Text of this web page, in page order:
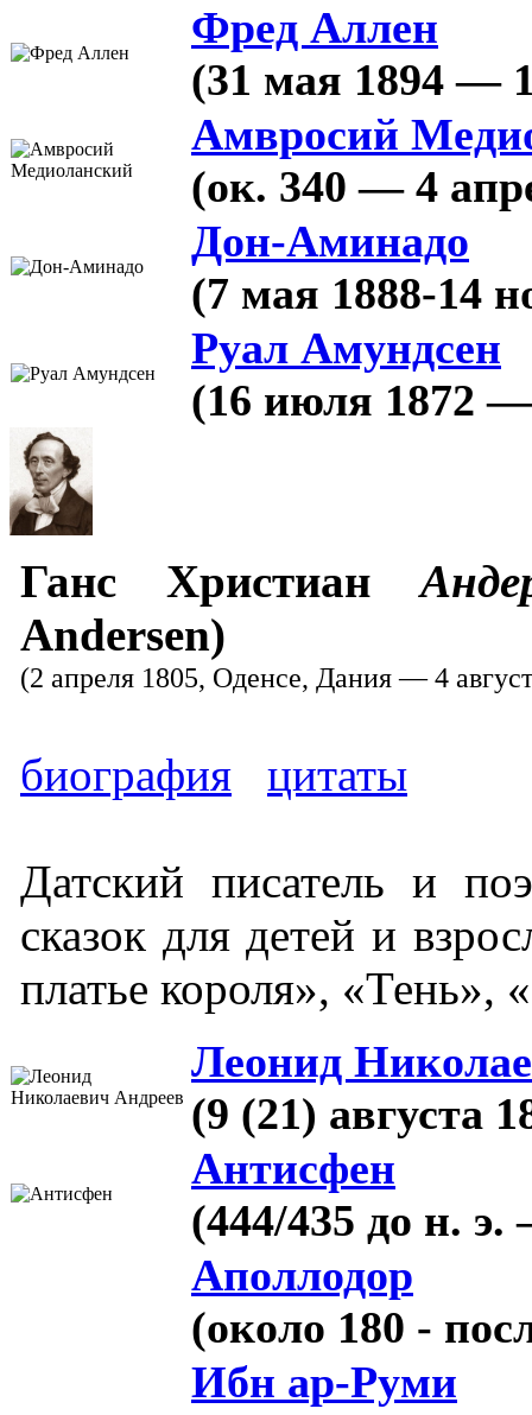
Фред Аллен
(31 мая 1894 —
Амвросий
(ок. 340 — 4
Дон-Аминадо
(7 мая 1888-14
Руал Амундсен
(16 июля 1872
Ганс Христиан
Andersen)
(2 апреля 1805, Оденсе, Дания — 4
биография цитаты
Датский писатель и
сказок для детей и
платье короля», «Тень»,
Леонид
(9 (21) августа
Антисфен
(444/435 до н.
Аполлодор
(около 180 -
Ибн ар-Руми